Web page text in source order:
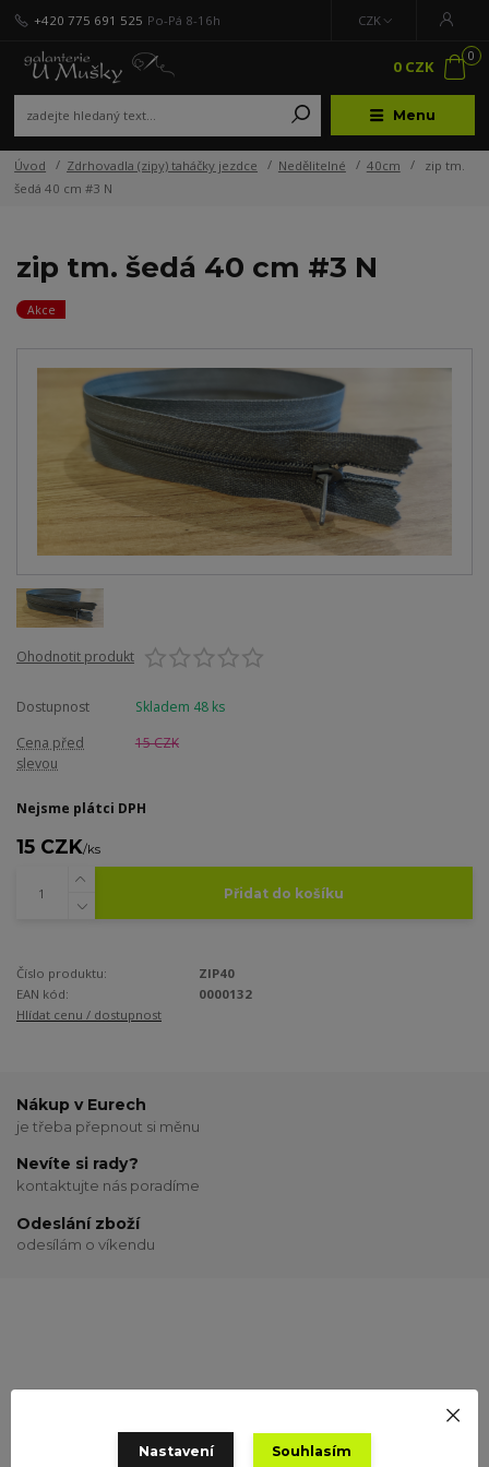
Menu
CZK
+420 775 691 525 Po-Pá 8-16h
0
0 CZK
Úvod Zdrhovadla (zipy) taháčky jezdce Nedělitelné 40cm
zip tm.
šedá 40 cm #3 N
zip tm. šedá 40 cm #3 N
Akce
Ohodnotit produkt
Dostupnost
Skladem 48 ks
Cena před
slevou
15 CZK
Nejsme plátci DPH
15 CZK/ks
Přidat do košíku
Číslo produktu:
ZIP40
EAN kód:
0000132
Hlídat cenu / dostupnost
Nákup v Eurech
je třeba přepnout si měnu
Nevíte si rady?
kontaktujte nás poradíme
Odeslání zboží
odesílám o víkendu
+420 775 691 525
Nastavení Souhlasím